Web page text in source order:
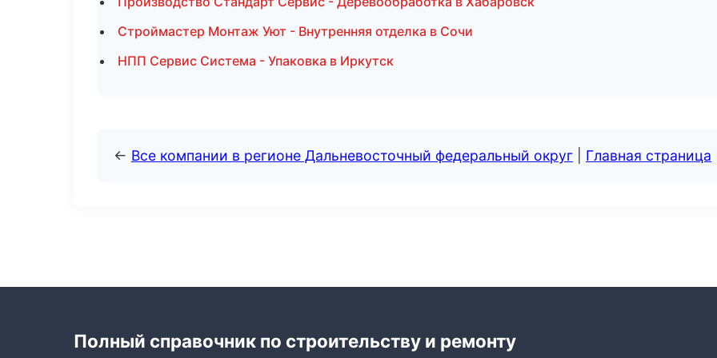
Строймастер Монтаж Уют - Внутренняя отделка в Сочи
НПП Сервис Система - Упаковка в Иркутск
← Все компании в регионе Дальневосточный федеральный округ Главная страница
Полный справочник по строительству и ремонту